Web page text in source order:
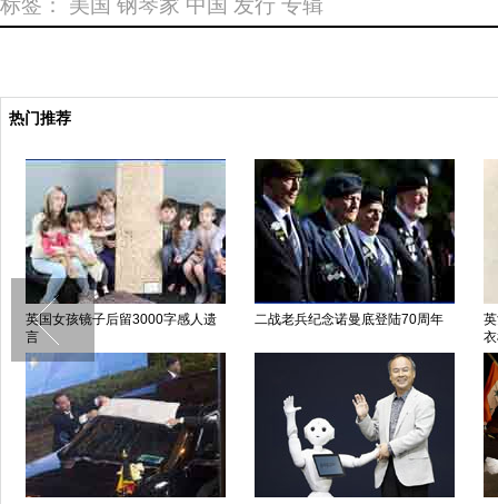
标签： 美国 钢琴家 中国 发行 专辑
热门推荐
底登陆70周年
英女子“害羞成疾” 催眠康复后成内
金正恩携妻视察果树